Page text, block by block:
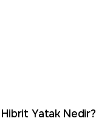
Hibrit Yatak Nedir?